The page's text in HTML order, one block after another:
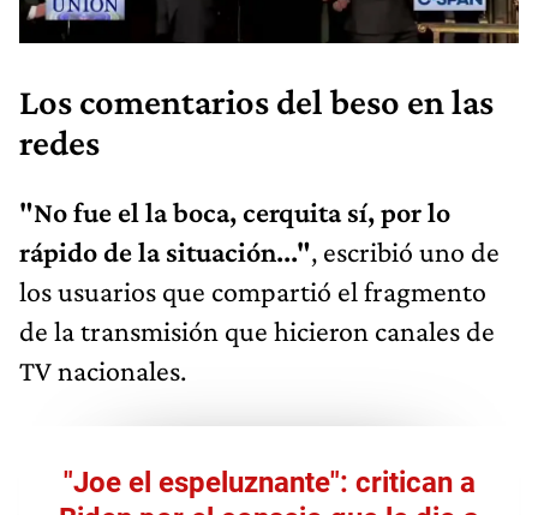
Los comentarios del beso en las
redes
"No fue el la boca, cerquita sí, por lo
rápido de la situación...", escribió uno de
los usuarios que compartió el fragmento
de la transmisión que hicieron canales de
TV nacionales.
"Joe el espeluznante": critican a